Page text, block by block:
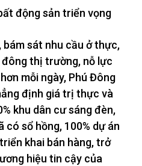
động sản triển vọng
sát nhu cầu ở thực,
thị trường, nỗ lực
mỗi ngày, Phú Đông
định giá trị thực và
khu dân cư sáng đèn,
có sổ hồng, 100% dự án
khai bán hàng, trở
hiệu tin cậy của